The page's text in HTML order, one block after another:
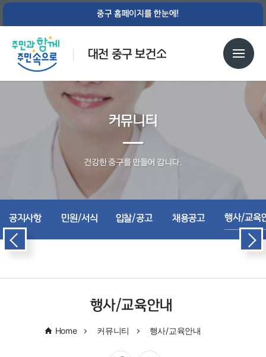
중구 홈페이지를 한눈에!
대전 중구 보건소
커뮤니티
건강한 중구를 만들어 갑니다.
공지사항 민원/서식 입찰/공고 채용공고 행사/교육
행사/교육안내
Home 커뮤니티 행사/교육안내